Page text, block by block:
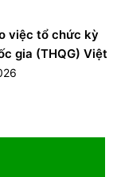
việc tổ chức kỳ
gia (THQG) Việt